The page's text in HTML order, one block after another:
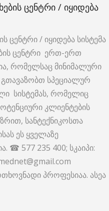
ᲪᲔᲜᲢᲠᲘ / ᲘᲧᲘᲓᲔᲑᲐ
ცენტრი / იყიდება სისტემა
ცენტრი ერთ-ერთ
რომელსაც მინიმალური
გთავაზობთ სპეციალურ
სისტემას, რომელიც
კლიენტების
სანტექნიკოსთა
ეს ყველაზე
☎ 577 235 400; სკაიპი:
პროფესიაა. ასეა